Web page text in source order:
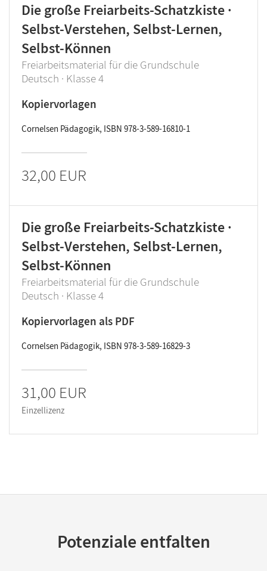
Die große Freiarbeits-Schatzkiste ·
Selbst-Verstehen, Selbst-Lernen,
Selbst-Können
Freiarbeitsmaterial für die Grundschule
Deutsch · Klasse 4
Kopiervorlagen
Cornelsen Pädagogik, ISBN 978-3-589-16810-1
32,00 EUR
Die große Freiarbeits-Schatzkiste ·
Selbst-Verstehen, Selbst-Lernen,
Selbst-Können
Freiarbeitsmaterial für die Grundschule
Deutsch · Klasse 4
Kopiervorlagen als PDF
Cornelsen Pädagogik, ISBN 978-3-589-16829-3
31,00 EUR
Einzellizenz
Potenziale entfalten